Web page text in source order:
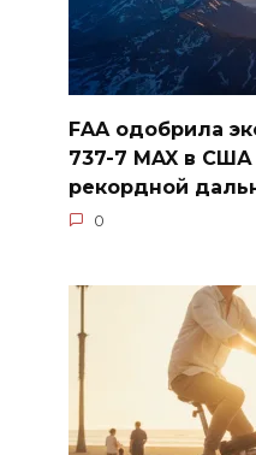
FAA одобрила
737-7 MAX в
рекордной
0